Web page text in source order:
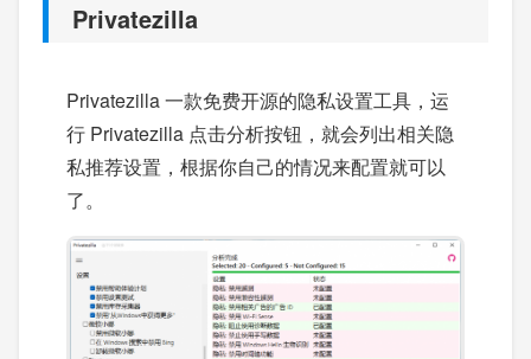
Privatezilla
Privatezilla 一款免费开源的隐私设置工具，运
行 Privatezilla 点击分析按钮，就会列出相关隐
私推荐设置，根据你自己的情况来配置就可以
了。